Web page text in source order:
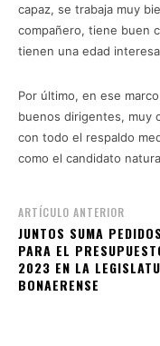
capaz, se trabaja muy
compañero, tiene buen
tienen una edad
Por último, en ese
buenos dirigentes, muy
con todo el respaldo
como el candidato
ARTÍCULO ANTERIOR
JUNTOS SUMA PEDIDOS
PARA EL
2023 EN LA
BONAERENSE